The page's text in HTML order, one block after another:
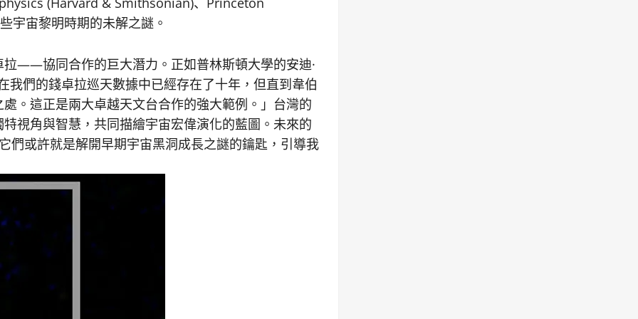
宇宙黎明時期的未解之謎。
——協同合作的巨大潛力。正如普林斯頓大學的安迪·
們的錢卓拉巡天數據中已經存在了十年，但直到韋伯
。這正是兩大卓越天文台合作的強大範例。」台灣的
視角與智慧，共同描繪宇宙宏偉演化的藍圖。未來的
們或許就是解開早期宇宙黑洞成長之謎的鑰匙，引導我